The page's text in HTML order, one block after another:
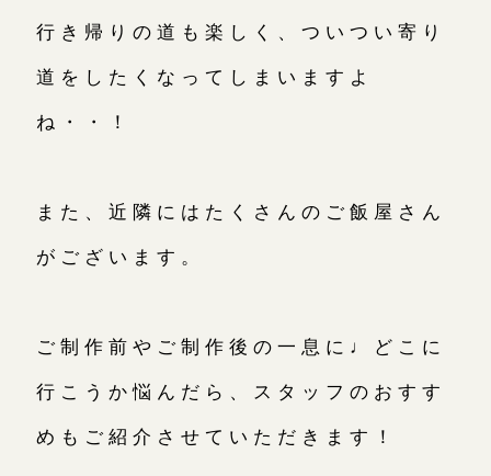
行き帰りの道も楽しく、ついつい寄り
道をしたくなってしまいますよ
ね・・！
また、近隣にはたくさんのご飯屋さん
がございます。
ご制作前やご制作後の一息に♩どこに
行こうか悩んだら、スタッフのおすす
めもご紹介させていただきます！